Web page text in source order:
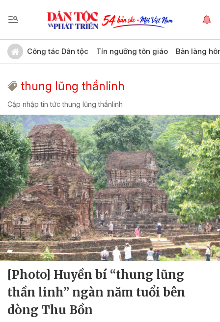
Công tác Dân tộc Tín ngưỡng tôn giáo Bản làng
thung lũng thầnlinh
Cập nhập tin tức thung lũng thầnlinh
[Photo] Huyền bí “thung lũng
thần linh” ngàn năm tuổi bên
dòng Thu Bồn